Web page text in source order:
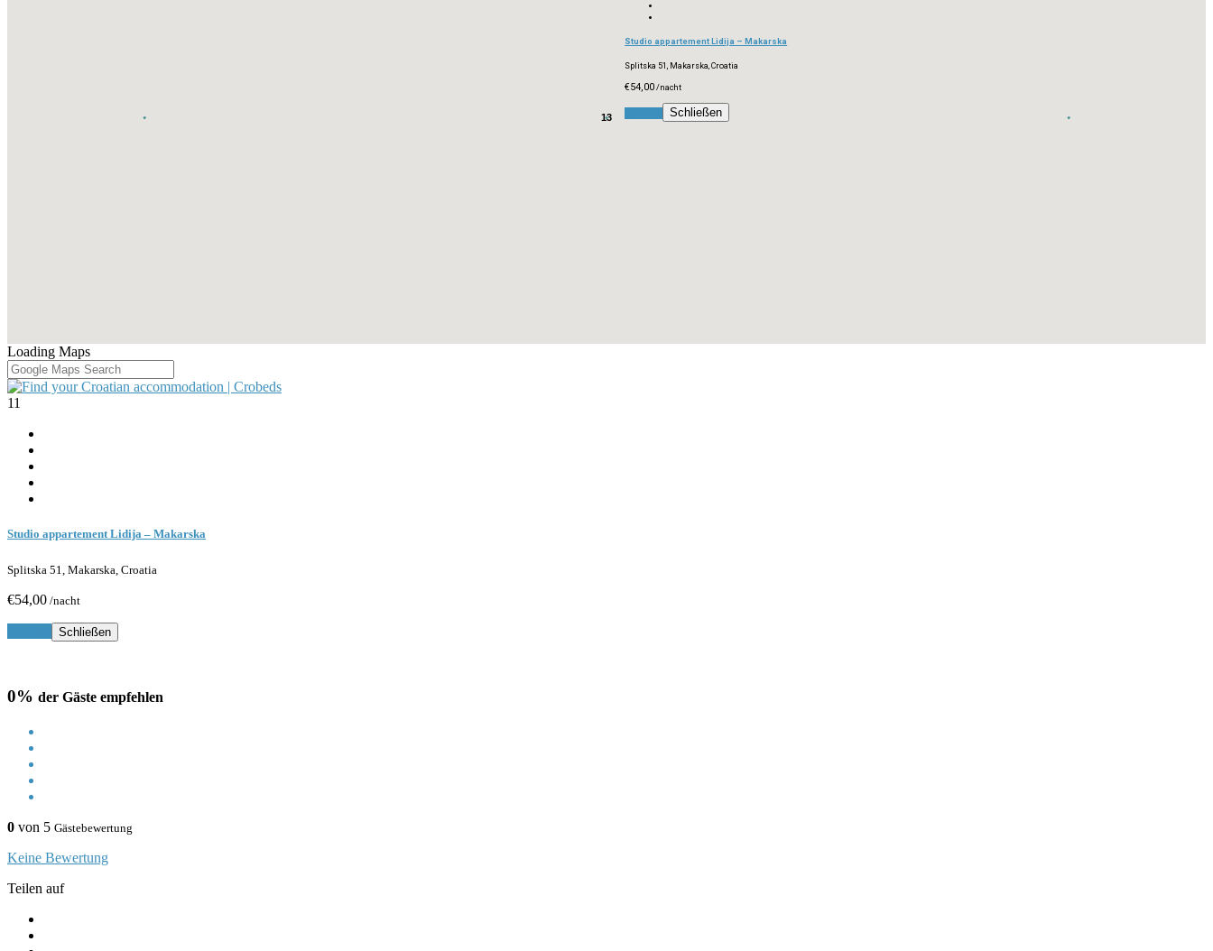
13
Studio appartement Lidija – Makarska
Splitska 51, Makarska, Croatia
€54,00 /nacht
Schließen
Loading Maps
11
Studio appartement Lidija – Makarska
Splitska 51, Makarska, Croatia
€54,00 /nacht
Schließen
0% der Gäste empfehlen
0 von 5 Gästebewertung
Keine Bewertung
Teilen auf